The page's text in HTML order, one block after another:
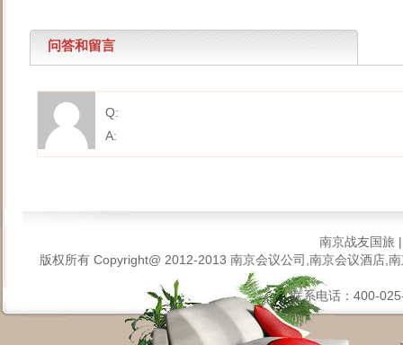
问答和留言
Q:
A:
南京战友国旅
版权所有 Copyright@ 2012-2013 南京会议公司,南京会议酒店,
联系电话：400-